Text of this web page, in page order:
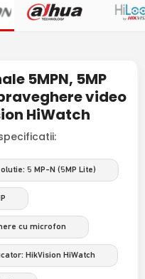
5MPN, 5MP
video
HiWatch
5 MP-N (5MP Lite)
cu microfon
HikVision HiWatch